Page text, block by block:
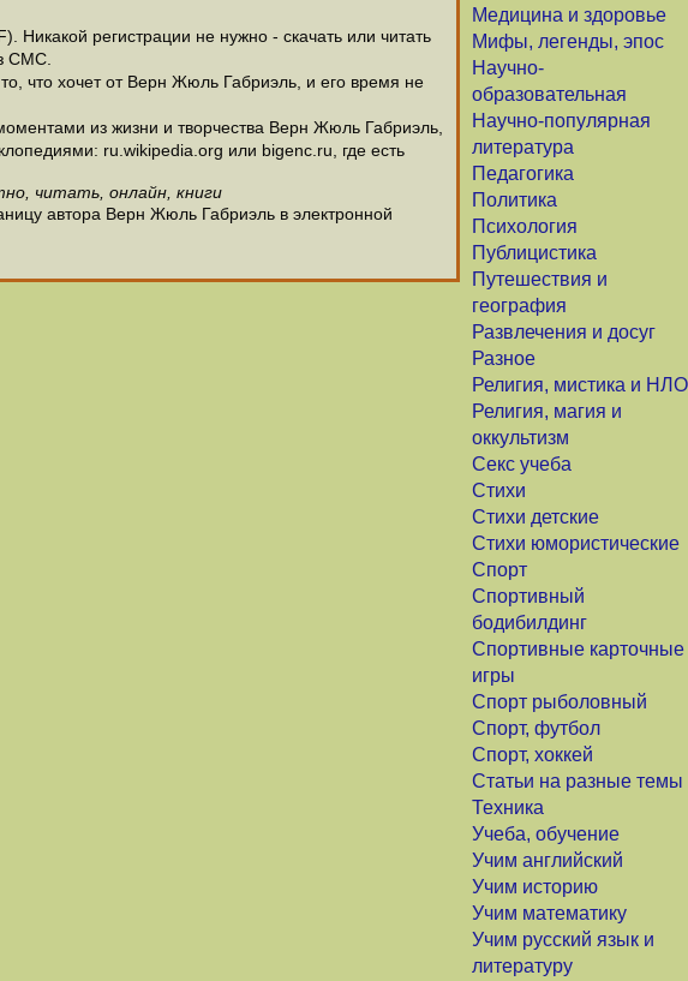
Медицина и здоровье
Мифы, легенды, эпос
Научно-
образовательная
Научно-популярная
литература
Педагогика
Политика
Психология
Публицистика
Путешествия и
география
Развлечения и досуг
Разное
Религия, мистика и НЛО
Религия, магия и
оккультизм
Секс учеба
Стихи
Стихи детские
Стихи юмористические
Спорт
Спортивный
бодибилдинг
Спортивные карточные
игры
Спорт рыболовный
Спорт, футбол
Спорт, хоккей
Статьи на разные темы
Техника
Учеба, обучение
Учим английский
Учим историю
Учим математику
Учим русский язык и
литературу
регистрации не нужно - скачать или читать
СМС.
что хочет от Верн Жюль Габриэль, и его время не
из жизни и творчества Верн Жюль Габриэль,
ru.wikipedia.org или bigenc.ru, где есть
читать, онлайн, книги
автора Верн Жюль Габриэль в электронной